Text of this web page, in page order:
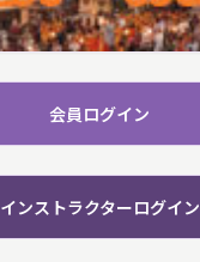
会員ログイン
インストラクターログイン